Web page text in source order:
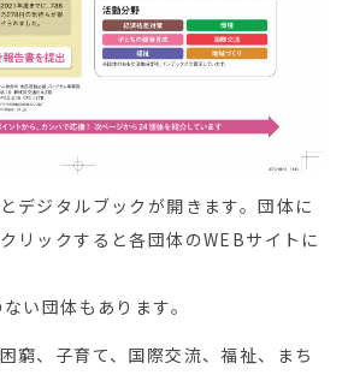
デジタルブックが開きます。団体に
リックすると各団体のWEBサイトに
い団体もあります。
窮、子育て、国際交流、福祉、まち